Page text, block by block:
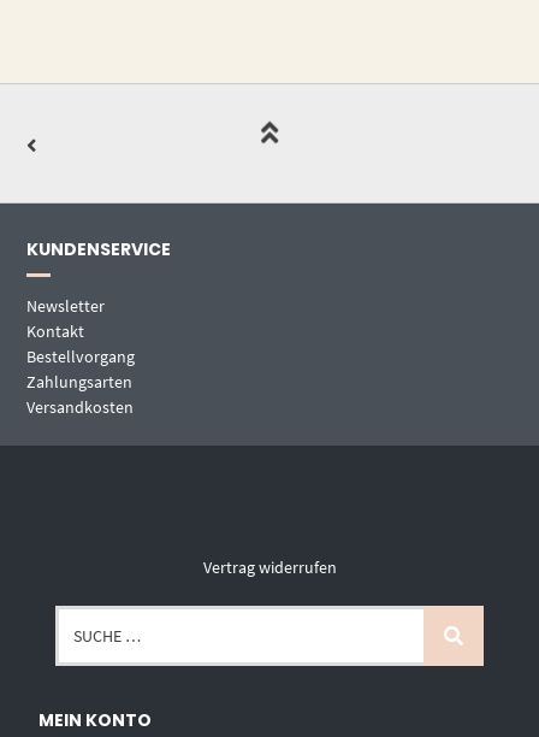
KUNDENSERVICE
Newsletter
Kontakt
Bestellvorgang
Zahlungsarten
Versandkosten
Vertrag widerrufen
MEIN KONTO